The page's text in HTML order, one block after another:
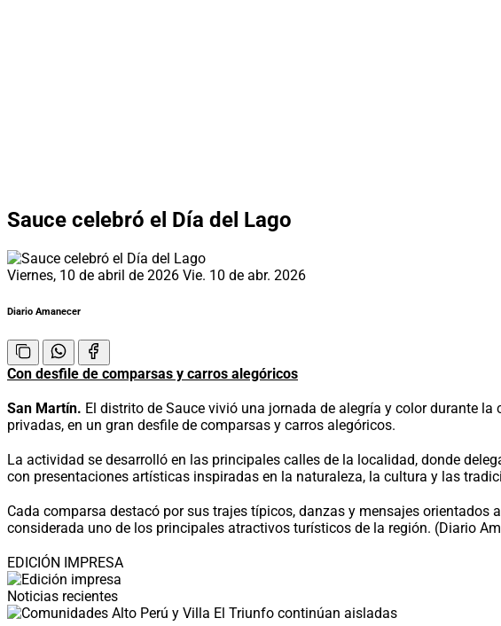
Sauce celebró el Día del Lago
Viernes, 10 de abril de 2026 Vie. 10 de abr. 2026
Diario Amanecer
Con desfile de comparsas y carros alegóricos
San Martín. El distrito de Sauce vivió una jornada de alegría y color durante
privadas, en un gran desfile de comparsas y carros alegóricos.
La actividad se desarrolló en las principales calles de la localidad, donde
con presentaciones artísticas inspiradas en la naturaleza, la cultura y las
Cada comparsa destacó por sus trajes típicos, danzas y mensajes
considerada uno de los principales atractivos turísticos de la región. (Diario
EDICIÓN IMPRESA
Noticias recientes